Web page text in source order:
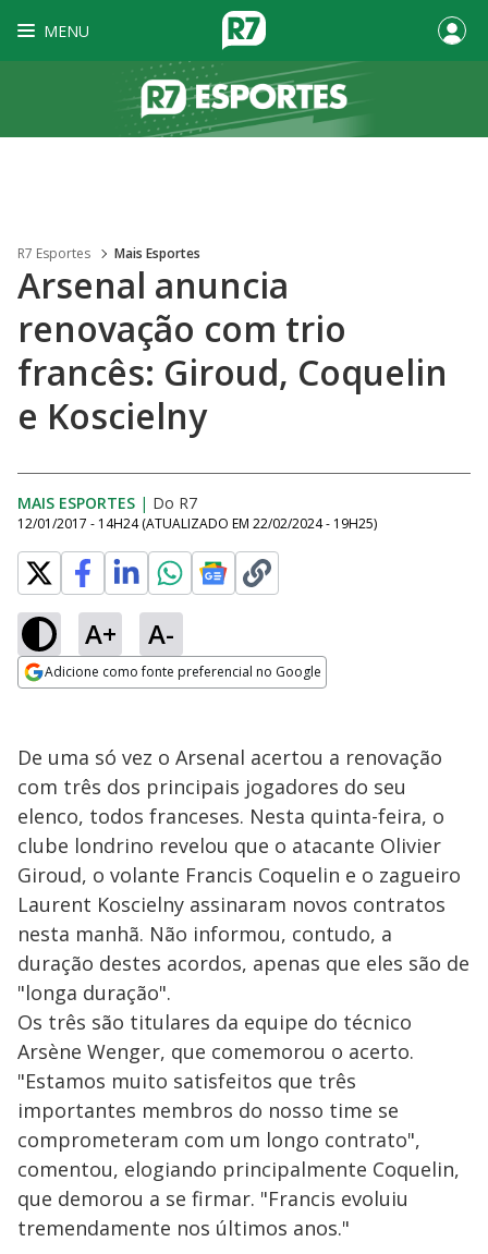
MENU
R7 Esportes Mais Esportes
Arsenal anuncia
renovação com trio
francês: Giroud, Coquelin
e Koscielny
MAIS ESPORTES | Do R7
12/01/2017 - 14H24 (ATUALIZADO EM 22/02/2024 - 19H25)
A+ A-
Adicione como fonte preferencial no Google
De uma só vez o Arsenal acertou a renovação
com três dos principais jogadores do seu
elenco, todos franceses. Nesta quinta-feira, o
clube londrino revelou que o atacante Olivier
Giroud, o volante Francis Coquelin e o zagueiro
Laurent Koscielny assinaram novos contratos
nesta manhã. Não informou, contudo, a
duração destes acordos, apenas que eles são de
"longa duração".
Os três são titulares da equipe do técnico
Arsène Wenger, que comemorou o acerto.
"Estamos muito satisfeitos que três
importantes membros do nosso time se
comprometeram com um longo contrato",
comentou, elogiando principalmente Coquelin,
que demorou a se firmar. "Francis evoluiu
tremendamente nos últimos anos."